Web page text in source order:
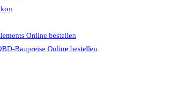
Online bestellen
Baupreise Online bestellen